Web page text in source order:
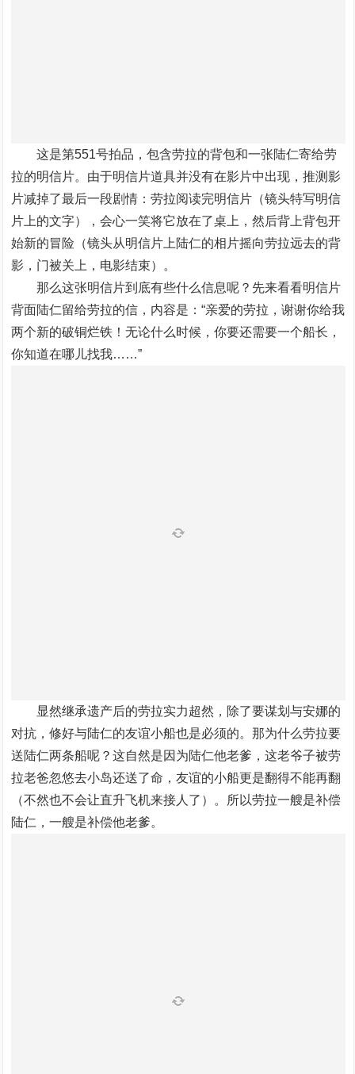
这是第551号拍品，包含劳拉的背包和一张陆仁寄给劳
拉的明信片。由于明信片道具并没有在影片中出现，推测影
片减掉了最后一段剧情：劳拉阅读完明信片（镜头特写明信
片上的文字），会心一笑将它放在了桌上，然后背上背包开
始新的冒险（镜头从明信片上陆仁的相片摇向劳拉远去的背
影，门被关上，电影结束）。
那么这张明信片到底有些什么信息呢？先来看看明信片
背面陆仁留给劳拉的信，内容是：“亲爱的劳拉，谢谢你给我
两个新的破铜烂铁！无论什么时候，你要还需要一个船长，
你知道在哪儿找我……”
显然继承遗产后的劳拉实力超然，除了要谋划与安娜的
对抗，修好与陆仁的友谊小船也是必须的。那为什么劳拉要
送陆仁两条船呢？这自然是因为陆仁他老爹，这老爷子被劳
拉老爸忽悠去小岛还送了命，友谊的小船更是翻得不能再翻
（不然也不会让直升飞机来接人了）。所以劳拉一艘是补偿
陆仁，一艘是补偿他老爹。